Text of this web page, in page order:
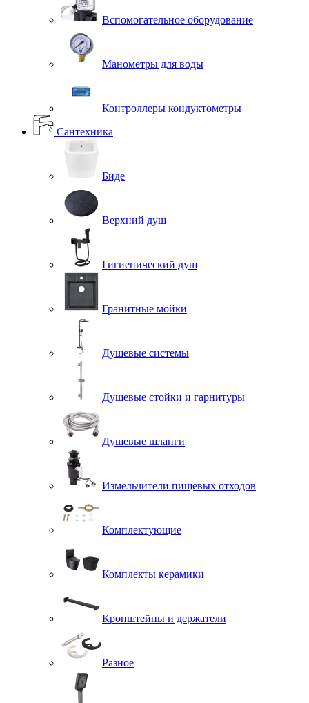
Вспомогательное оборудование
Манометры для воды
Контроллеры кондуктометры
Сантехника
Биде
Верхний душ
Гигиенический душ
Гранитные мойки
Душевые системы
Душевые стойки и гарнитуры
Душевые шланги
Измельчители пищевых отходов
Комплектующие
Комплекты керамики
Кронштейны и держатели
Разное